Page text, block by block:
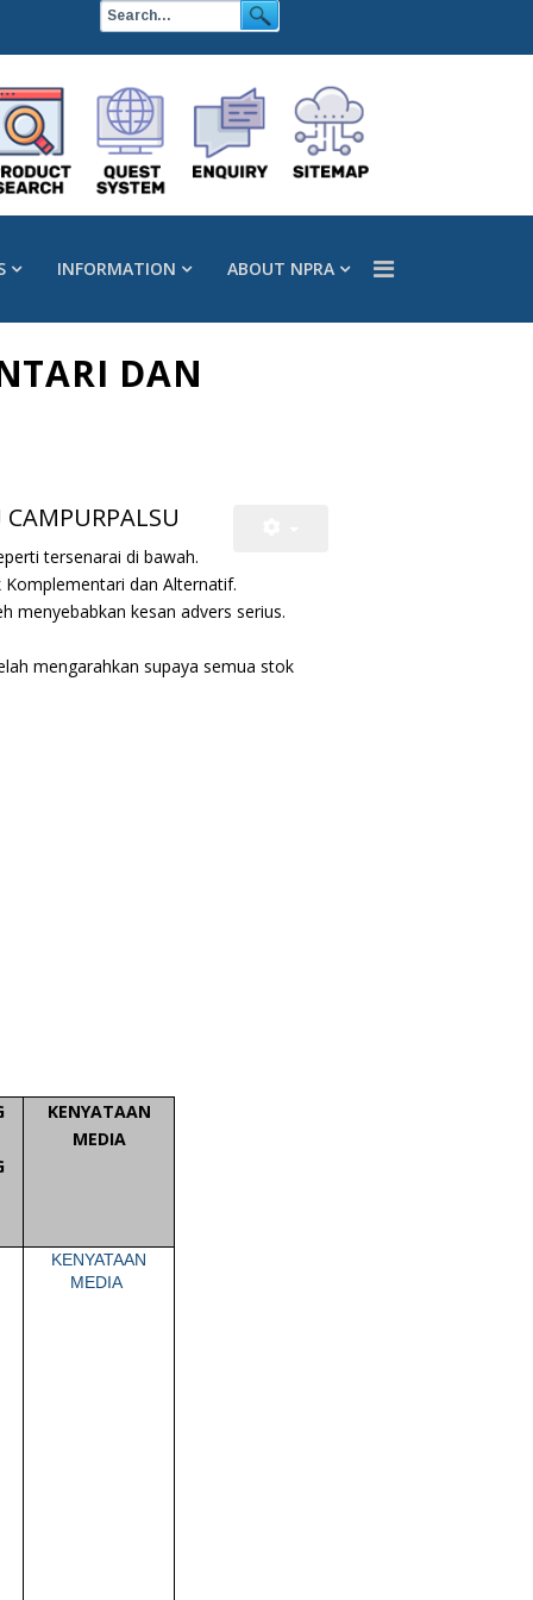
INFORMATION ABOUT NPRA
DAN
tersenarai di bawah.
dan Alternatif.
menyebabkan kesan advers serius.
mengarahkan supaya semua stok
KENYATAAN
MEDIA
KENYATAAN
MEDIA